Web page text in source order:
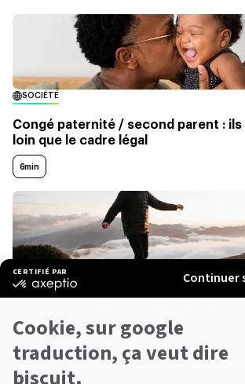
SOCIÉTÉ
Congé paternité / second parent : ils
loin que le cadre légal
6min
CONSEILS
Pour trouver son équilibre de vie,
accepter les déséquilibres